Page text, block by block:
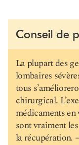
Conseil de
La plupart des
lombaires
tous
chirurgical.
médicaments
sont vraiment
la récupération.